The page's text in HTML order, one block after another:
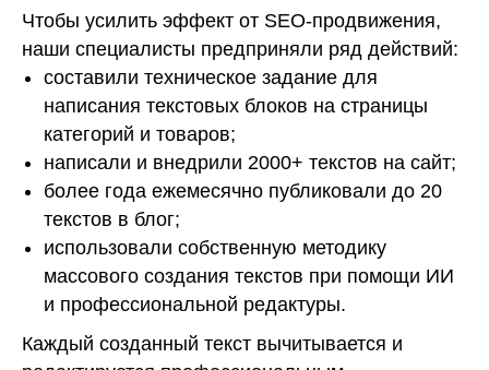
Чтобы усилить эффект от SEO-продвижения,
наши специалисты предприняли ряд действий:
составили техническое задание для
написания текстовых блоков на страницы
категорий и товаров;
написали и внедрили 2000+ текстов на сайт;
более года ежемесячно публиковали до 20
текстов в блог;
использовали собственную методику
массового создания текстов при помощи ИИ
и профессиональной редактуры.
Каждый созданный текст вычитывается и